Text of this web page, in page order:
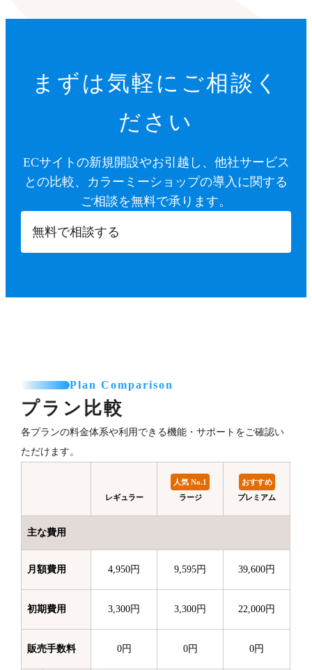
まずは気軽にご相談く
ださい
ECサイトの新規開設やお引越し、他社サービス
との比較、カラーミーショップの導入に関する
ご相談を無料で承ります。
無料で相談する
Plan Comparison
プラン比較
各プランの料金体系や利用できる機能・サポートをご確認い
ただけます。
レギュラー
人気 No.1
ラージ
おすすめ
プレミアム
主な費用
月額費用 4,950円 9,595円 39,600円
初期費用 3,300円 3,300円 22,000円
販売手数料 0円 0円 0円